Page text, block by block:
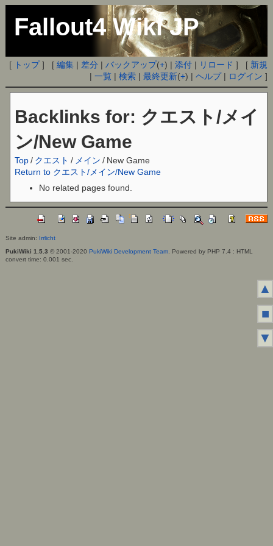
Fallout4 Wiki JP
[ トップ] [編集 | 差分 |バックアップ(+) |添付 | リロード ] [ 新規
|一覧 |検索 |最終更新(+) |ヘルプ| ログイン ]
Backlinks for: クエスト/メイ
ン/New Game
Top / クエスト / メイン / New Game
Return to クエスト/メイン/New Game
No related pages found.
Site admin: Irrlicht
PukiWiki 1.5.3 © 2001-2020 PukiWiki Development Team. Powered by PHP 7.4 : HTML
convert time: 0.001 sec.
▲
■
▼